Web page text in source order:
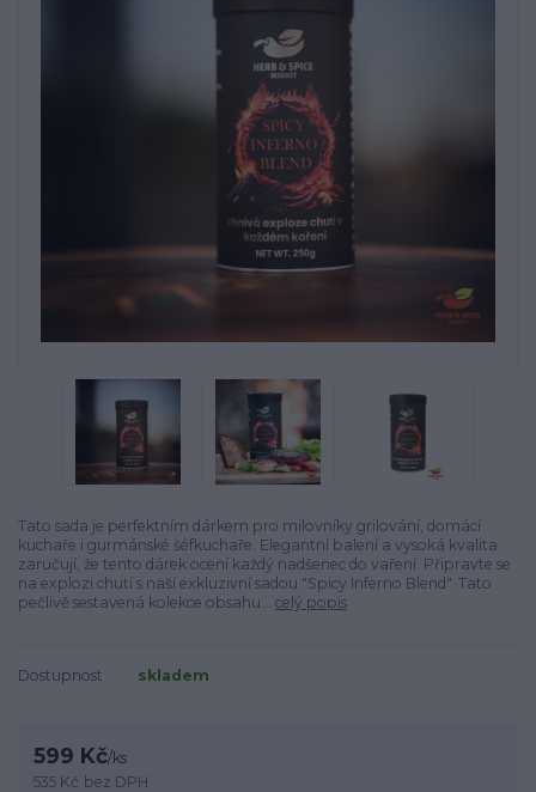
Tato sada je perfektním dárkem pro milovníky grilování, domácí
kuchaře i gurmánské šéfkuchaře. Elegantní balení a vysoká kvalita
zaručují, že tento dárek ocení každý nadšenec do vaření. Připravte se
na explozi chutí s naší exkluzivní sadou "Spicy Inferno Blend". Tato
pečlivě sestavená kolekce obsahu... celý popis
Dostupnost skladem
599 Kč/ks
535 Kč bez DPH